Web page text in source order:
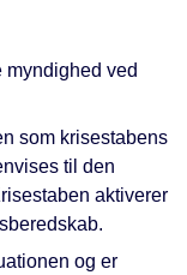
myndighed ved
som krisestabens
til den
aktiverer
og er